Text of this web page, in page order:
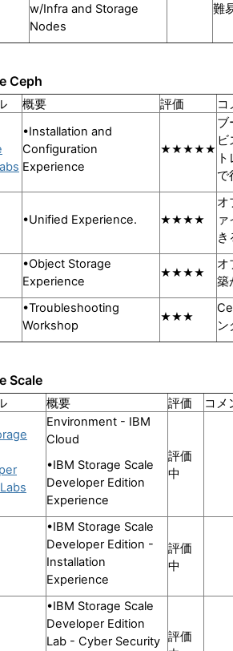
w/Infra and Storage
Nodes
難
Ceph
概要 評価 コ
•Installation and
Configuration
Experience
★★★★★
ブ
ビ
で
•Unified Experience. ★★★★
オ
き
•Object Storage
Experience
★★★★
オ
築
•Troubleshooting
Workshop
★★★
ン
Scale
概要 評価 コメ
Environment - IBM
Cloud
•IBM Storage Scale
Developer Edition
Experience
評価
中
•IBM Storage Scale
Developer Edition -
Installation
Experience
評価
中
•IBM Storage Scale
Developer Edition
Lab - Cyber Security 評価